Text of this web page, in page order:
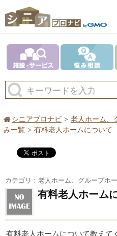
キーワードを入力
シニアプロナビ 老人ホーム、
み一覧
有料老人ホームについて
カテゴリ：老人ホーム、グループホ
有料老人ホーム
有料老人ホームについて教えて